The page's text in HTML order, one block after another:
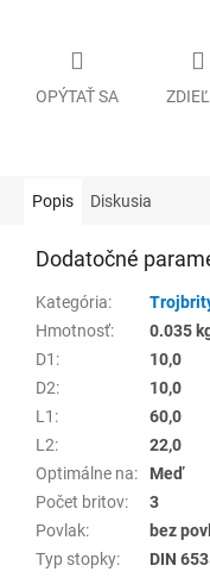
OPÝTAŤ SA
Popis Diskusia
Dodatočné
Kategória:
Hmotnosť:
0.035
D1 :
10,0
D2:
10,0
L1 :
60,0
L2:
22,0
Optimálne na:
Meď
Počet britov:
3
Povlak:
bez
Typ stopky: DIN